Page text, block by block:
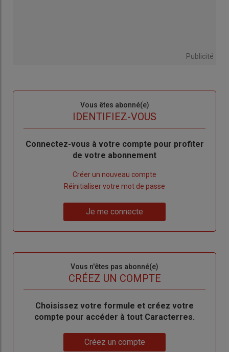
Publicité
Vous êtes abonné(e)
IDENTIFIEZ-VOUS
Body
Connectez-vous à votre compte pour profiter
de votre abonnement
Créer un nouveau compte
de
Réinitialiser votre mot de passe
me
Je me connecte
Vous n'êtes pas abonné(e)
CRÉEZ UN COMPTE
BodyChoisissez votre formule et créez votre
compte pour accéder à tout Caracterres.
Créez un compte